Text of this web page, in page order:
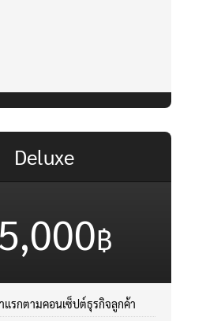
Deluxe
฿
รกตามคอนเซ็ปต์ธุรกิจลูกค้า